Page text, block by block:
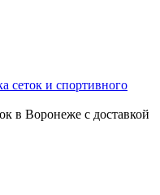
в Воронеже с доставкой